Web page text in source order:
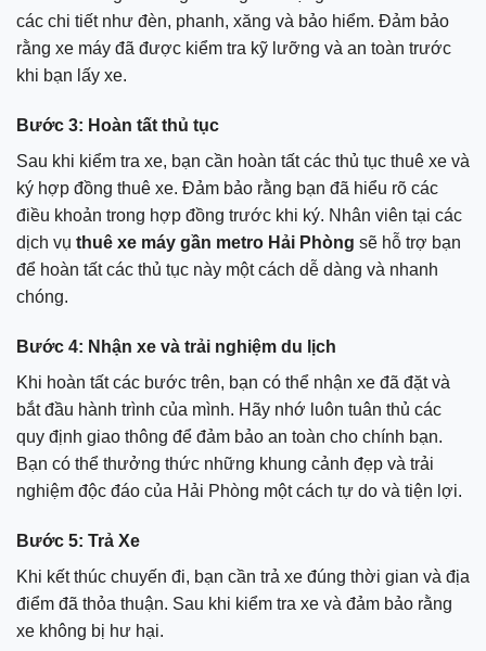
các chi tiết như đèn, phanh, xăng và bảo hiểm. Đảm bảo
rằng xe máy đã được kiểm tra kỹ lưỡng và an toàn trước
khi bạn lấy xe.
Bước 3: Hoàn tất thủ tục
Sau khi kiểm tra xe, bạn cần hoàn tất các thủ tục thuê xe và
ký hợp đồng thuê xe. Đảm bảo rằng bạn đã hiểu rõ các
điều khoản trong hợp đồng trước khi ký. Nhân viên tại các
dịch vụ thuê xe máy gần metro Hải Phòng sẽ hỗ trợ bạn
để hoàn tất các thủ tục này một cách dễ dàng và nhanh
chóng.
Bước 4: Nhận xe và trải nghiệm du lịch
Khi hoàn tất các bước trên, bạn có thể nhận xe đã đặt và
bắt đầu hành trình của mình. Hãy nhớ luôn tuân thủ các
quy định giao thông để đảm bảo an toàn cho chính bạn.
Bạn có thể thưởng thức những khung cảnh đẹp và trải
nghiệm độc đáo của Hải Phòng một cách tự do và tiện lợi.
Bước 5: Trả Xe
Khi kết thúc chuyến đi, bạn cần trả xe đúng thời gian và địa
điểm đã thỏa thuận. Sau khi kiểm tra xe và đảm bảo rằng
xe không bị hư hại.